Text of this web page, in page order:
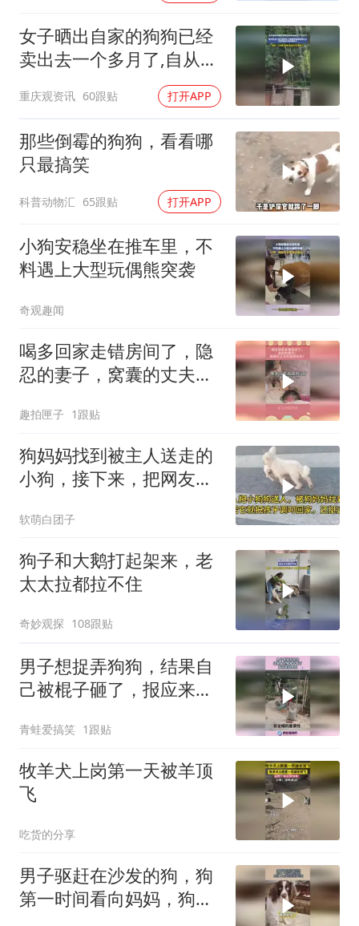
女子晒出自家的狗狗已经
卖出去一个多月了,自从新
主人把它放开后, 它就经
常偷偷跑到山上,默默看着
以前的家和人,网友：它想
家但是知道你们不要他了
重庆观资讯 60跟贴 打开APP
那些倒霉的狗狗，看看哪
只最搞笑
科普动物汇 65跟贴 打开APP
小狗安稳坐在推车里，不
料遇上大型玩偶熊突袭
奇观趣闻
喝多回家走错房间了，隐
忍的妻子，窝囊的丈夫和
趣拍匣子 1跟贴
狗妈妈找到被主人送走的
小狗，接下来，把网友的
软萌白团子
狗子和大鹅打起架来，老
太太拉都拉不住
奇妙观探 108跟贴
男子想捉弄狗狗，结果自
己被棍子砸了，报应来的
青蛙爱搞笑 1跟贴
牧羊犬上岗第一天被羊顶
飞
吃货的分享
男子驱赶在沙发的狗，狗
第一时间看向妈妈，狗仗